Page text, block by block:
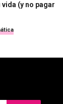
(y no pagar